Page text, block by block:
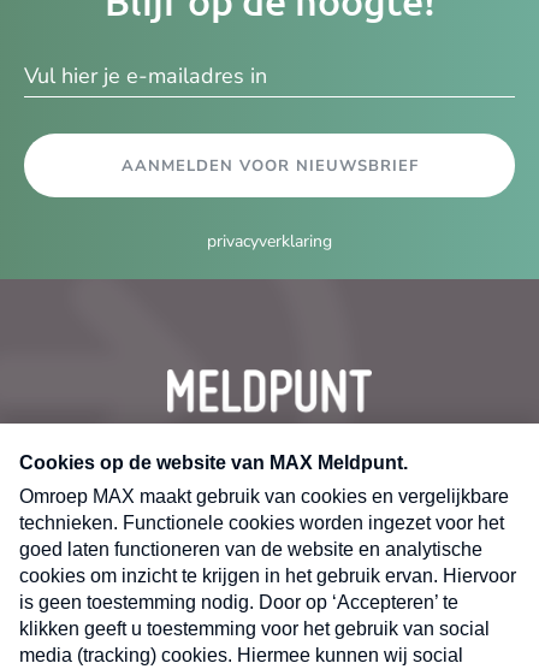
AANMELDEN VOOR NIEUWSBRIEF
privacyverklaring
CONTACT
Volg ons op